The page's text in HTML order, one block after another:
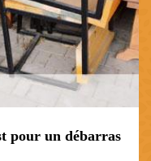
pour un débarras